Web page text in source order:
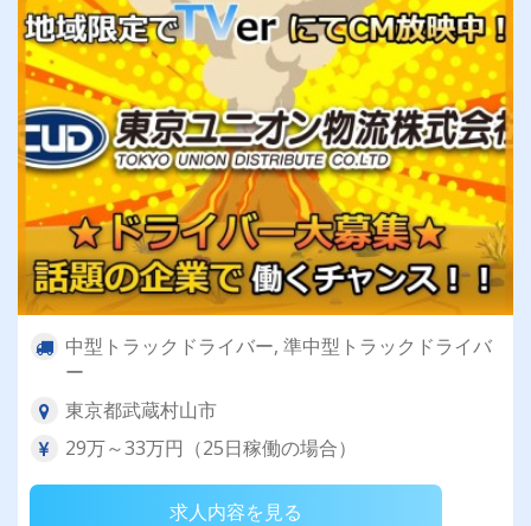
中型トラックドライバー, 準中型トラックドライバ
ー
東京都武蔵村山市
29万～33万円（25日稼働の場合）
求人内容を見る